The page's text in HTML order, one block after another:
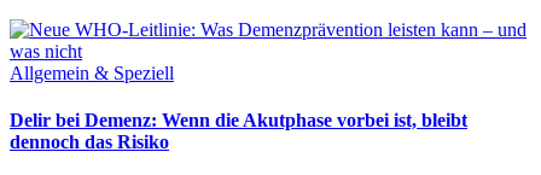
Allgemein & Speziell
Delir bei Demenz: Wenn die Akutphase vorbei ist, bleibt
dennoch das Risiko